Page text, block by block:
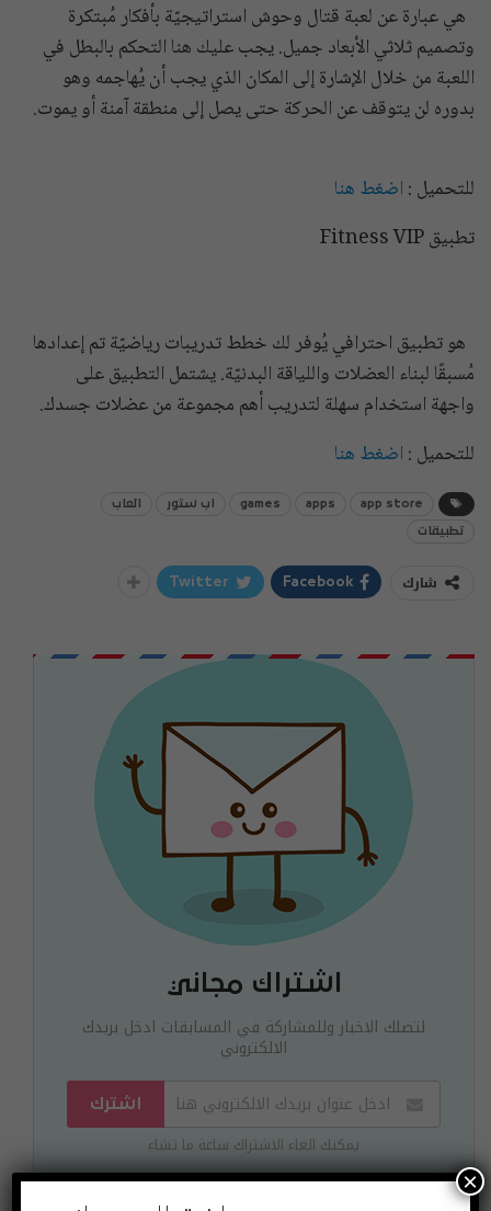
هي عبارة عن لعبة قتال وحوش استراتيجيّة بأفكار مُبتكرة
وتصميم ثلاثي الأبعاد جميل. يجب عليك هنا التحكم بالبطل في
اللعبة من خلال الإشارة إلى المكان الذي يجب أن يُهاجمه وهو
بدوره لن يتوقف عن الحركة حتى يصل إلى منطقة آمنة أو يموت.
للتحميل : اضغط هنا
تطبيق Fitness VIP
هو تطبيق احترافي يُوفر لك خطط تدريبات رياضيّة تم إعدادها
مُسبقًا لبناء العضلات واللياقة البدنيّة. يشتمل التطبيق على
واجهة استخدام سهلة لتدريب أهم مجموعة من عضلات جسدك.
للتحميل : اضغط هنا
app store
apps
games اب ستور العاب
تطبيقات
شارك Facebook
Twitter
اشتراك مجاني
لتصلك الاخبار وللمشاركة في المسابقات ادخل بريدك
الالكتروني
اشترك
يمكنك الغاء الاشتراك ساعة ما تشاء
×